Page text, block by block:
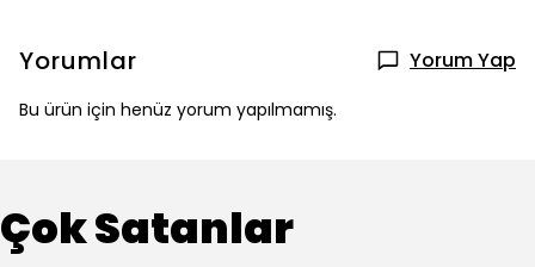
Yorumlar Yorum Yap
Bu ürün için henüz yorum yapılmamış.
Çok Satanlar